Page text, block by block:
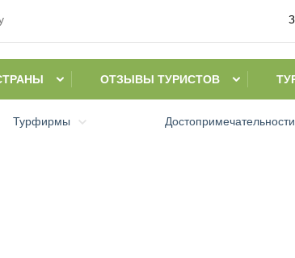
ОТЗЫВЫ ТУРИСТОВ
Турфирмы Достопримечательности